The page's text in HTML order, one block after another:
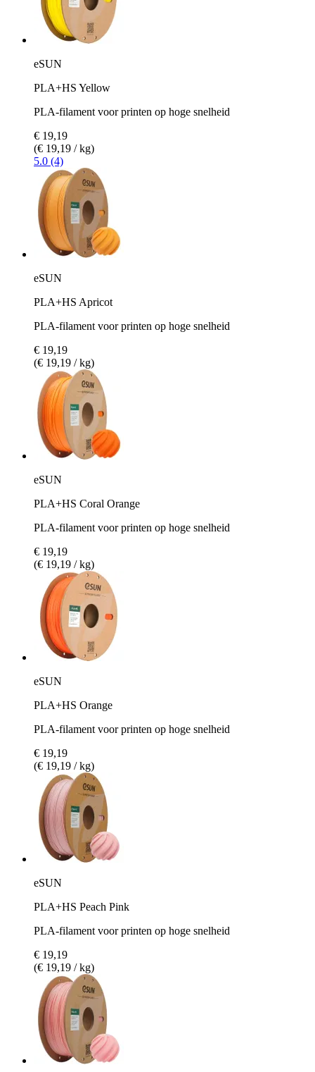
eSUN
PLA+HS Yellow
PLA-filament voor printen op hoge snelheid
€ 19,19
(€ 19,19 / kg)
5.0 (4)
eSUN
PLA+HS Apricot
PLA-filament voor printen op hoge snelheid
€ 19,19
(€ 19,19 / kg)
eSUN
PLA+HS Coral Orange
PLA-filament voor printen op hoge snelheid
€ 19,19
(€ 19,19 / kg)
eSUN
PLA+HS Orange
PLA-filament voor printen op hoge snelheid
€ 19,19
(€ 19,19 / kg)
eSUN
PLA+HS Peach Pink
PLA-filament voor printen op hoge snelheid
€ 19,19
(€ 19,19 / kg)